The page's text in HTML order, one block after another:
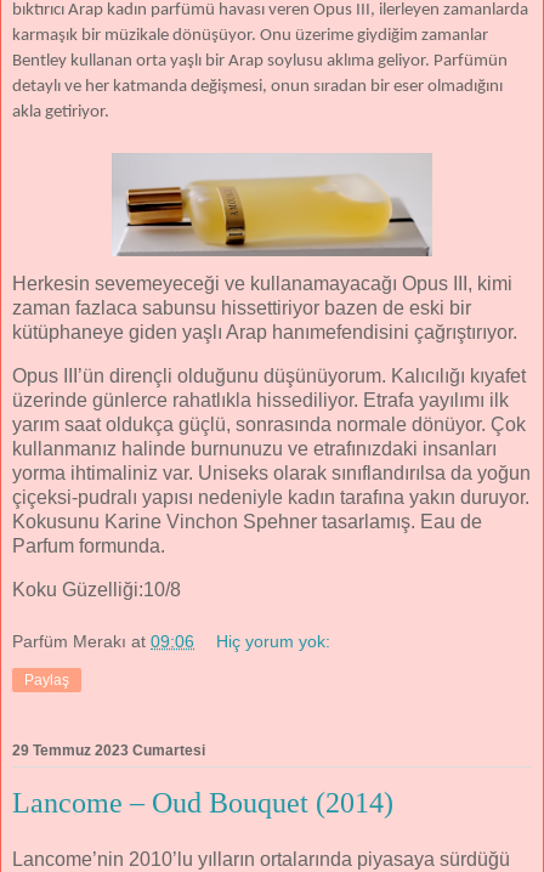
bıktırıcı Arap kadın parfümü havası veren Opus III, ilerleyen zamanlarda
karmaşık bir müzikale dönüşüyor. Onu üzerime giydiğim zamanlar
Bentley kullanan orta yaşlı bir Arap soylusu aklıma geliyor. Parfümün
detaylı ve her katmanda değişmesi, onun sıradan bir eser olmadığını
akla getiriyor.
Herkesin sevemeyeceği ve kullanamayacağı Opus III, kimi
zaman fazlaca sabunsu hissettiriyor bazen de eski bir
kütüphaneye giden yaşlı Arap hanımefendisini çağrıştırıyor.
Opus III’ün dirençli olduğunu düşünüyorum. Kalıcılığı kıyafet
üzerinde günlerce rahatlıkla hissediliyor. Etrafa yayılımı ilk
yarım saat oldukça güçlü, sonrasında normale dönüyor. Çok
kullanmanız halinde burnunuzu ve etrafınızdaki insanları
yorma ihtimaliniz var. Uniseks olarak sınıflandırılsa da yoğun
çiçeksi-pudralı yapısı nedeniyle kadın tarafına yakın duruyor.
Kokusunu Karine Vinchon Spehner tasarlamış. Eau de
Parfum formunda.
Koku Güzelliği:10/8
Parfüm Merakı at 09:06 Hiç yorum yok:
Paylaş
29 Temmuz 2023 Cumartesi
Lancome – Oud Bouquet (2014)
Lancome’nin 2010’lu yılların ortalarında piyasaya sürdüğü